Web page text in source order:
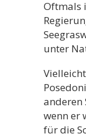
Oftmals
unter
anderen
wenn er
für die